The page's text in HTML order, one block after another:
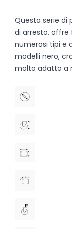
Questa serie di
di arresto, offre
numerosi tipi e
modelli nero,
molto adatto a